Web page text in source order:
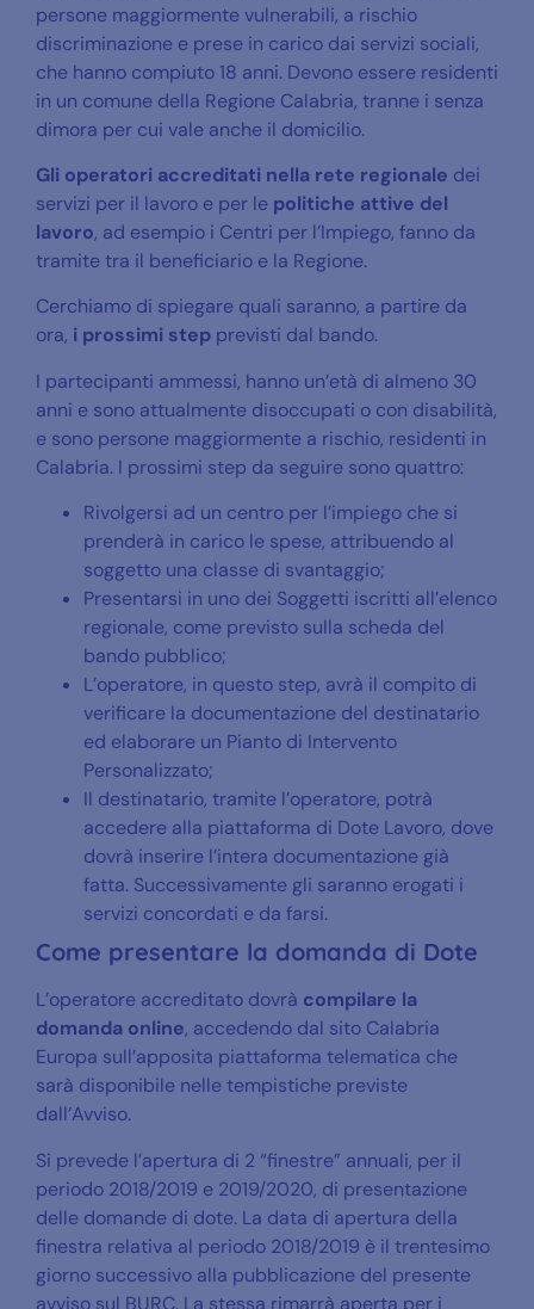
persone maggiormente vulnerabili, a rischio
discriminazione e prese in carico dai servizi sociali,
che hanno compiuto 18 anni. Devono essere residenti
in un comune della Regione Calabria, tranne i senza
dimora per cui vale anche il domicilio.
Gli operatori accreditati nella rete regionale dei
servizi per il lavoro e per le politiche attive del
lavoro, ad esempio i Centri per l’Impiego, fanno da
tramite tra il beneficiario e la Regione.
Cerchiamo di spiegare quali saranno, a partire da
ora, i prossimi step previsti dal bando.
I partecipanti ammessi, hanno un’età di almeno 30
anni e sono attualmente disoccupati o con disabilità,
e sono persone maggiormente a rischio, residenti in
Calabria. I prossimi step da seguire sono quattro:
Rivolgersi ad un centro per l’impiego che si
prenderà in carico le spese, attribuendo al
soggetto una classe di svantaggio;
Presentarsi in uno dei Soggetti iscritti all’elenco
regionale, come previsto sulla scheda del
bando pubblico;
L’operatore, in questo step, avrà il compito di
verificare la documentazione del destinatario
ed elaborare un Pianto di Intervento
Personalizzato;
Il destinatario, tramite l’operatore, potrà
accedere alla piattaforma di Dote Lavoro, dove
dovrà inserire l’intera documentazione già
fatta. Successivamente gli saranno erogati i
servizi concordati e da farsi.
Come presentare la domanda di Dote
L’operatore accreditato dovrà compilare la
domanda online, accedendo dal sito Calabria
Europa sull’apposita piattaforma telematica che
sarà disponibile nelle tempistiche previste
dall’Avviso.
Si prevede l’apertura di 2 “finestre” annuali, per il
periodo 2018/2019 e 2019/2020, di presentazione
delle domande di dote. La data di apertura della
finestra relativa al periodo 2018/2019 è il trentesimo
giorno successivo alla pubblicazione del presente
avviso sul BURC. La stessa rimarrà aperta per i